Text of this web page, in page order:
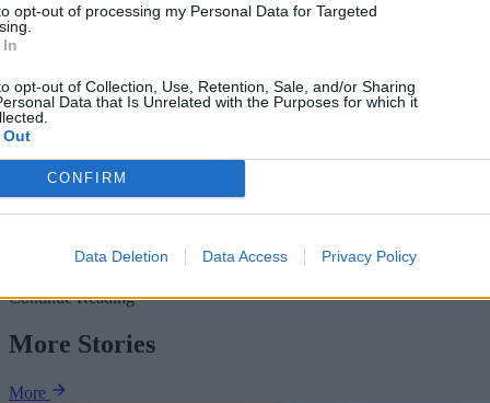
opt-out of processing my Personal Data for Targeted
opt-out of Collection, Use, Retention, Sale, and/or Sharing
Data that Is Unrelated with the Purposes for which it
CONFIRM
Data Deletion Data Access Privacy Policy
Όνομα
Ιστότοπος
This site uses Akismet to reduce spam.
data is processed.
Διαφήμιση
Continue Reading
More Stories
More